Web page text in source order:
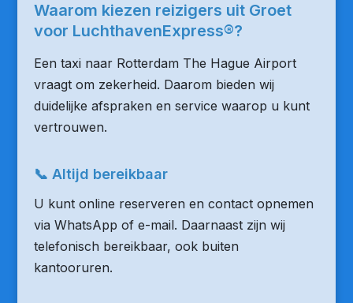
Waarom kiezen reizigers uit Groet
voor LuchthavenExpress®?
Een taxi naar Rotterdam The Hague Airport
vraagt om zekerheid. Daarom bieden wij
duidelijke afspraken en service waarop u kunt
vertrouwen.
📞 Altijd bereikbaar
U kunt online reserveren en contact opnemen
via WhatsApp of e-mail. Daarnaast zijn wij
telefonisch bereikbaar, ook buiten
kantooruren.